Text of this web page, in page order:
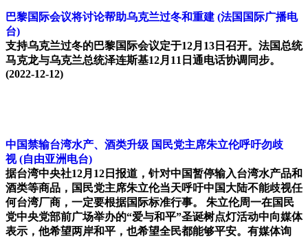
巴黎国际会议将讨论帮助乌克兰过冬和重建 (法国国际广播电
台)
支持乌克兰过冬的巴黎国际会议定于12月13日召开。法国总统
马克龙与乌克兰总统泽连斯基12月11日通电话协调同步。
(2022-12-12)
中国禁输台湾水产、酒类升级 国民党主席朱立伦呼吁勿歧
视 (自由亚洲电台)
据台湾中央社12月12日报道，针对中国暂停输入台湾水产品和
酒类等商品，国民党主席朱立伦当天呼吁中国大陆不能歧视任
何台湾厂商，一定要根据国际标准行事。 朱立伦周一在国民
党中央党部前广场举办的“爱与和平”圣诞树点灯活动中向媒体
表示，他希望两岸和平，也希望全民都能够平安。有媒体询